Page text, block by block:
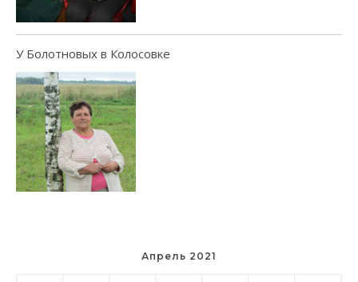
У Болотновых в Колосовке
Апрель 2021